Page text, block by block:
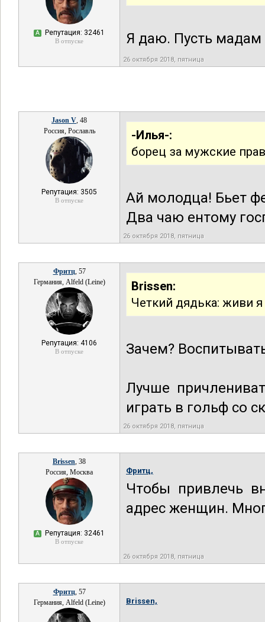
А Репутация: 32461
В отпуске Я даю. Пусть мадам
26 октября 2018, пятница
Jason V, 48
Россия, Рославль
Репутация: 3505
В отпуске
-Илья-:
борец за мужские
Ай молодца! Бьет
Два чаю ентому
26 октября 2018, пятница
Фритц, 57
Германия, Alfeld (Leine)
Репутация: 4106
В отпуске
Brissen:
Четкий дядька: живи
Зачем?
Лучше
играть в гольф со
26 октября 2018, пятница
Brissen, 38
Россия, Москва
А Репутация: 32461
В отпуске
Фритц,
Чтобы привлечь
адрес женщин.
26 октября 2018, пятница
Фритц, 57
Германия, Alfeld (Leine)
Brissen,